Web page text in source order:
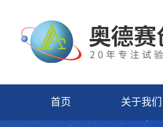
首页 关于我们